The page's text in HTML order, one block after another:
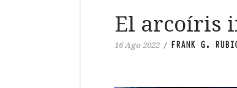
El arcoíris
16 Ago 2022 / FRANK G.